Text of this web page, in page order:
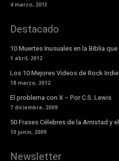
4 marzo, 2013
Destacado
10 Muertes Inusuales en la Biblia
1 abril, 2012
Los 10 Mejores Videos de Rock
18 marzo, 2012
El problema con X – Por C.S. Lewis
7 diciembre, 2009
50 Frases Célebres de la Amistad y
10 junio, 2009
Newsletter